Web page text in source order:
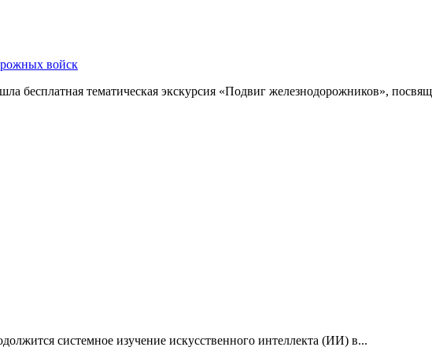
войск
бесплатная тематическая экскурсия «Подвиг железнодорожников»,
системное изучение искусственного интеллекта (ИИ) в...